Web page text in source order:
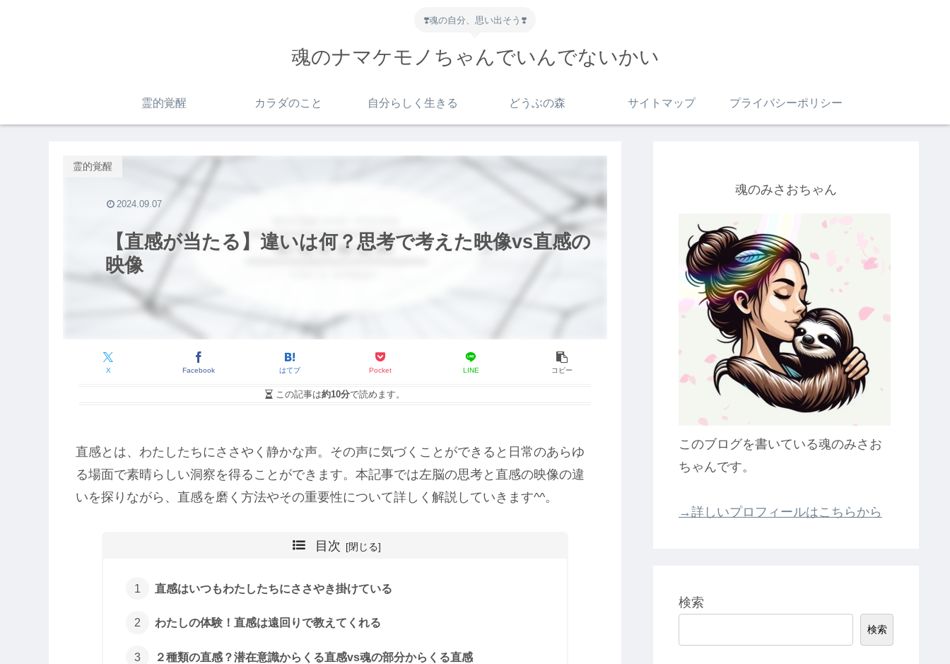
❣️魂の自分、思い出そう❣️
魂のナマケモノちゃんでいんでないかい
霊的覚醒 カラダのこと 自分らしく生きる どうぶの森 サイトマップ プライバシーポリシー
【直感が当たる】違いは何？思考で考えた映像vs直感の
映像
霊的覚醒
X Facebook はてブ Pocket LINE コピー
2024.09.07
この記事は約10分で読めます。
直感とは、わたしたちにささやく静かな声。その声に気づくことができると日常のあらゆ
る場面で素晴らしい洞察を得ることができます。本記事では左脳の思考と直感の映像の違
いを探りながら、直感を磨く方法やその重要性について詳しく解説していきます^^。
目次
直感はいつもわたしたちにささやき掛けている
わたしの体験！直感は遠回りで教えてくれる
２種類の直感？潜在意識からくる直感vs魂の部分からくる直感
魂のみさおちゃん
このブログを書いている魂のみさお
ちゃんです。
→詳しいプロフィールはこちらから
検索
検索